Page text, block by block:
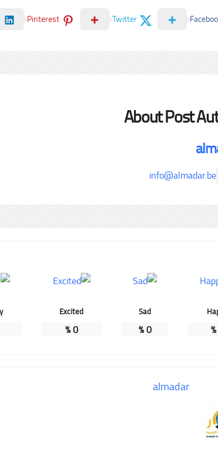
Twitter
Pinterest
About Post
info@almadar.be
%
Sad
0
%
Excited
0
%
almadar